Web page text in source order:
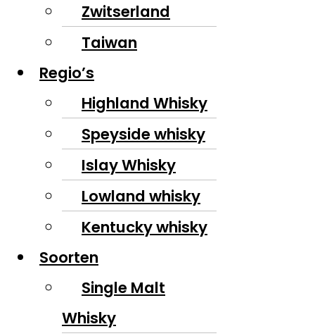
Zwitserland
Taiwan
Regio’s
Highland Whisky
Speyside whisky
Islay Whisky
Lowland whisky
Kentucky whisky
Soorten
Single Malt
Whisky